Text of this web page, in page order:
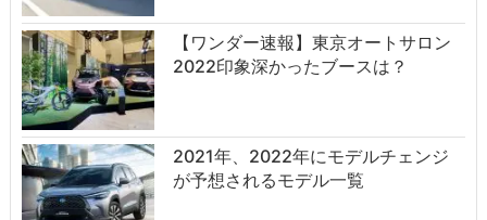
【ワンダー速報】東京オートサロン
2022印象深かったブースは？
2021年、2022年にモデルチェンジ
が予想されるモデル一覧